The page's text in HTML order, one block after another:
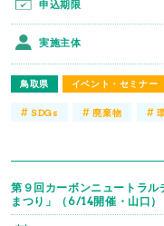
鳥取県 イベント・セミナー
申込期限
実施主体
#SDGs # 廃棄物 #
第９回カーボンニュートラ
まつり」（6/14開催・山口）